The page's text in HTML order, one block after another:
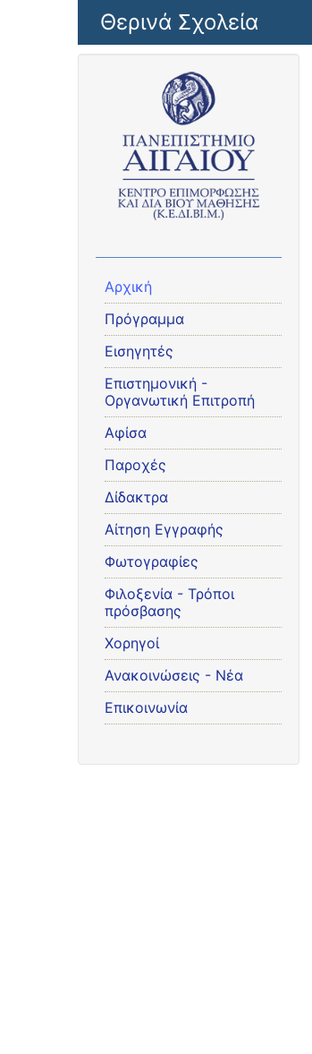
Παράκαμψη προς το κυρίως περιεχόμενο
Θερινά Σχολεία
Αρχική
Πρόγραμμα
Εισηγητές
Eπιστημονική -
Οργανωτική Επιτροπή
Αφίσα
Παροχές
Δίδακτρα
Αίτηση Εγγραφής
Φωτογραφίες
Φιλοξενία - Τρόποι
πρόσβασης
Χορηγοί
Ανακοινώσεις - Νέα
Επικοινωνία